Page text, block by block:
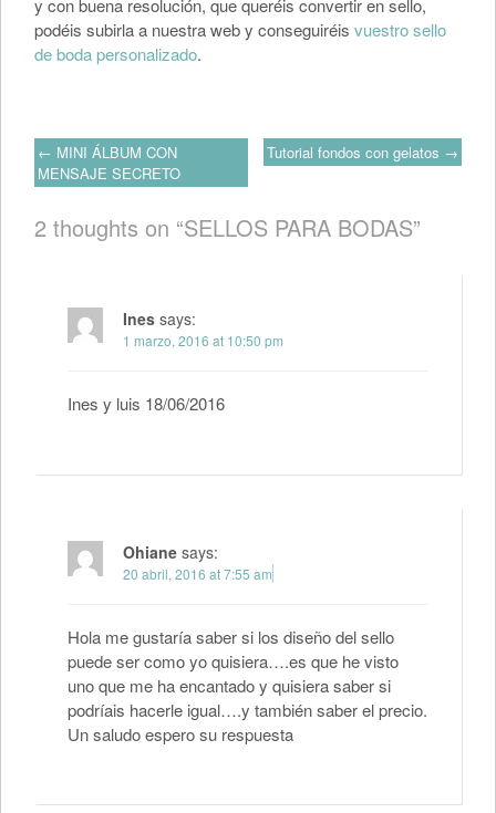
y con buena resolución, que queréis convertir en sello,
podéis subirla a nuestra web y conseguiréis vuestro sello
de boda personalizado.
Post
navigation
← MINI ÁLBUM CON
MENSAJE SECRETO
Tutorial fondos con gelatos →
2 thoughts on “SELLOS PARA BODAS”
Ines says:
1 marzo, 2016 at 10:50 pm
Ines y luis 18/06/2016
Ohiane says:
20 abril, 2016 at 7:55 am
Hola me gustaría saber si los diseño del sello
puede ser como yo quisiera….es que he visto
uno que me ha encantado y quisiera saber si
podríais hacerle igual….y también saber el precio.
Un saludo espero su respuesta